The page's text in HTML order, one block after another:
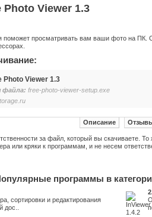
Viewer 1.3
поможет просматривать вам ваши фото на ПК.
Photo Viewer 1.3
файла: free-photo-viewer-setup.exe
Описание
за файл, который вы скачиваете.
или кряки к программам, и не несем
программы в
сортировки и редактирования